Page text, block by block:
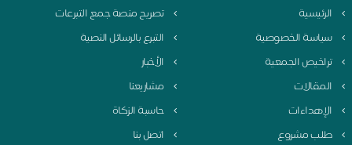
الرئيسية
تصريح منصة جمع التبرعات
سياسة الخصوصية
التبرع بالرسائل النصية
تراخيص الجمعية
الأخبار
المقالات
مشاريعنا
الإهداءات
حاسبة الزكاة
طلب مشروع
اتصل بنا